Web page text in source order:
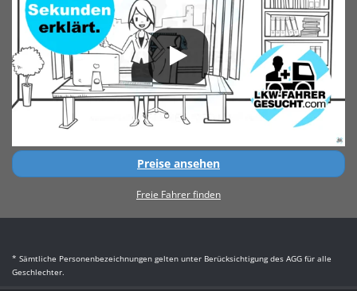
Preise ansehen
Freie Fahrer finden
* Sämtliche Personenbezeichnungen gelten unter Berücksichtigung des AGG für alle
Geschlechter.